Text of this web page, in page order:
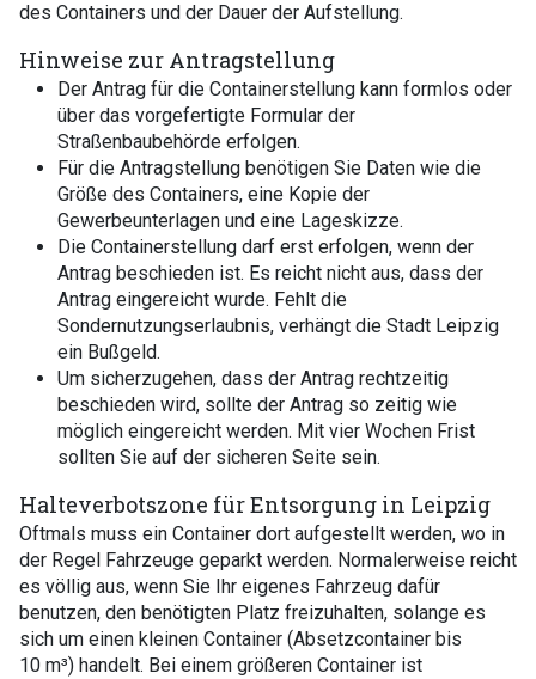
des Containers und der Dauer der Aufstellung.
Hinweise zur Antragstellung
Der Antrag für die Containerstellung kann formlos oder
über das vorgefertigte Formular der
Straßenbaubehörde erfolgen.
Für die Antragstellung benötigen Sie Daten wie die
Größe des Containers, eine Kopie der
Gewerbeunterlagen und eine Lageskizze.
Die Containerstellung darf erst erfolgen, wenn der
Antrag beschieden ist. Es reicht nicht aus, dass der
Antrag eingereicht wurde. Fehlt die
Sondernutzungserlaubnis, verhängt die Stadt Leipzig
ein Bußgeld.
Um sicherzugehen, dass der Antrag rechtzeitig
beschieden wird, sollte der Antrag so zeitig wie
möglich eingereicht werden. Mit vier Wochen Frist
sollten Sie auf der sicheren Seite sein.
Halteverbotszone für Entsorgung in Leipzig
Oftmals muss ein Container dort aufgestellt werden, wo in
der Regel Fahrzeuge geparkt werden. Normalerweise reicht
es völlig aus, wenn Sie Ihr eigenes Fahrzeug dafür
benutzen, den benötigten Platz freizuhalten, solange es
sich um einen kleinen Container (Absetzcontainer bis
10 m³) handelt. Bei einem größeren Container ist